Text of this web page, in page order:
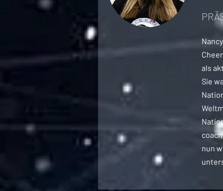
als
Sie
nun